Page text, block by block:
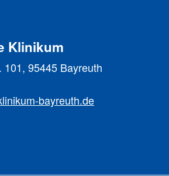
Klinikum
101, 95445 Bayreuth
bayreuth.de